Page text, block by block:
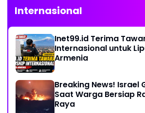
Internasional
Inet99.id Terima
Internasional untuk
Armenia
Breaking News! Israel
Saat Warga Bersiap
Raya